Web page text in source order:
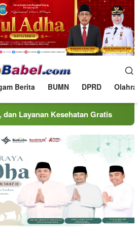
Berita BUMN DPRD
Gratis MINDucation